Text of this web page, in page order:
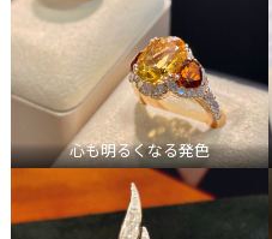
心も明るくなる発色